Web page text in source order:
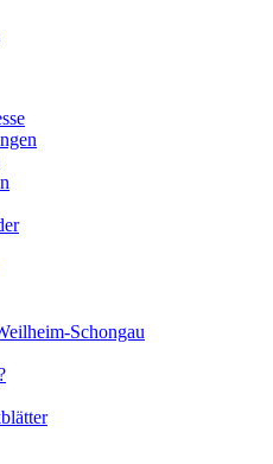
Schongau